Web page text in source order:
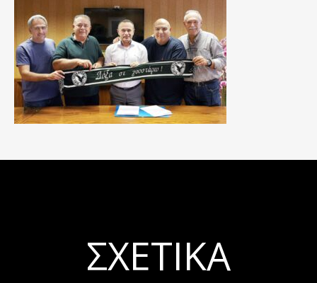
ΣΧΕΤΙΚΆ